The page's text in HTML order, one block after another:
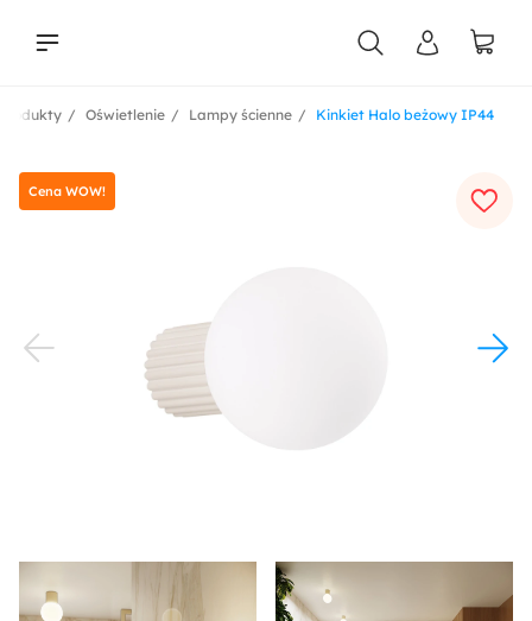
Kinkiet Halo beżowy IP44
Lampy ścienne
Oświetlenie
Cena WOW!